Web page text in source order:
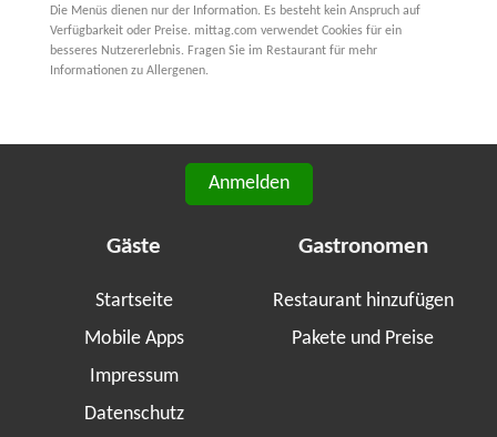
Die Menüs dienen nur der Information. Es besteht kein Anspruch auf
Verfügbarkeit oder Preise. mittag.com verwendet Cookies für ein
besseres Nutzererlebnis. Fragen Sie im Restaurant für mehr
Informationen zu Allergenen.
Anmelden
Gäste
Startseite
Mobile Apps
Impressum
Datenschutz
Gastronomen
Restaurant hinzufügen
Pakete und Preise